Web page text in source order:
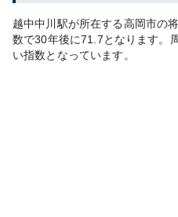
越中中川 駅が所在する高岡市の
数で30年後に71.7となります。
い指数となっています。